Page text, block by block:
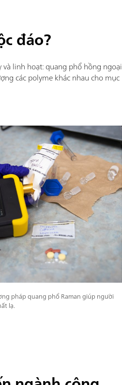
đáo?
linh hoạt: quang phổ hồng ngoại
các polyme khác nhau cho mục
pháp quang phổ Raman giúp người
lạ.